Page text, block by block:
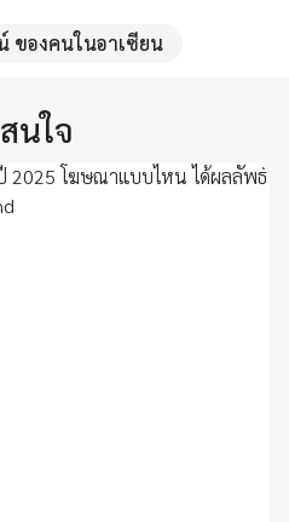
ของคนในอาเซียน
นใจ